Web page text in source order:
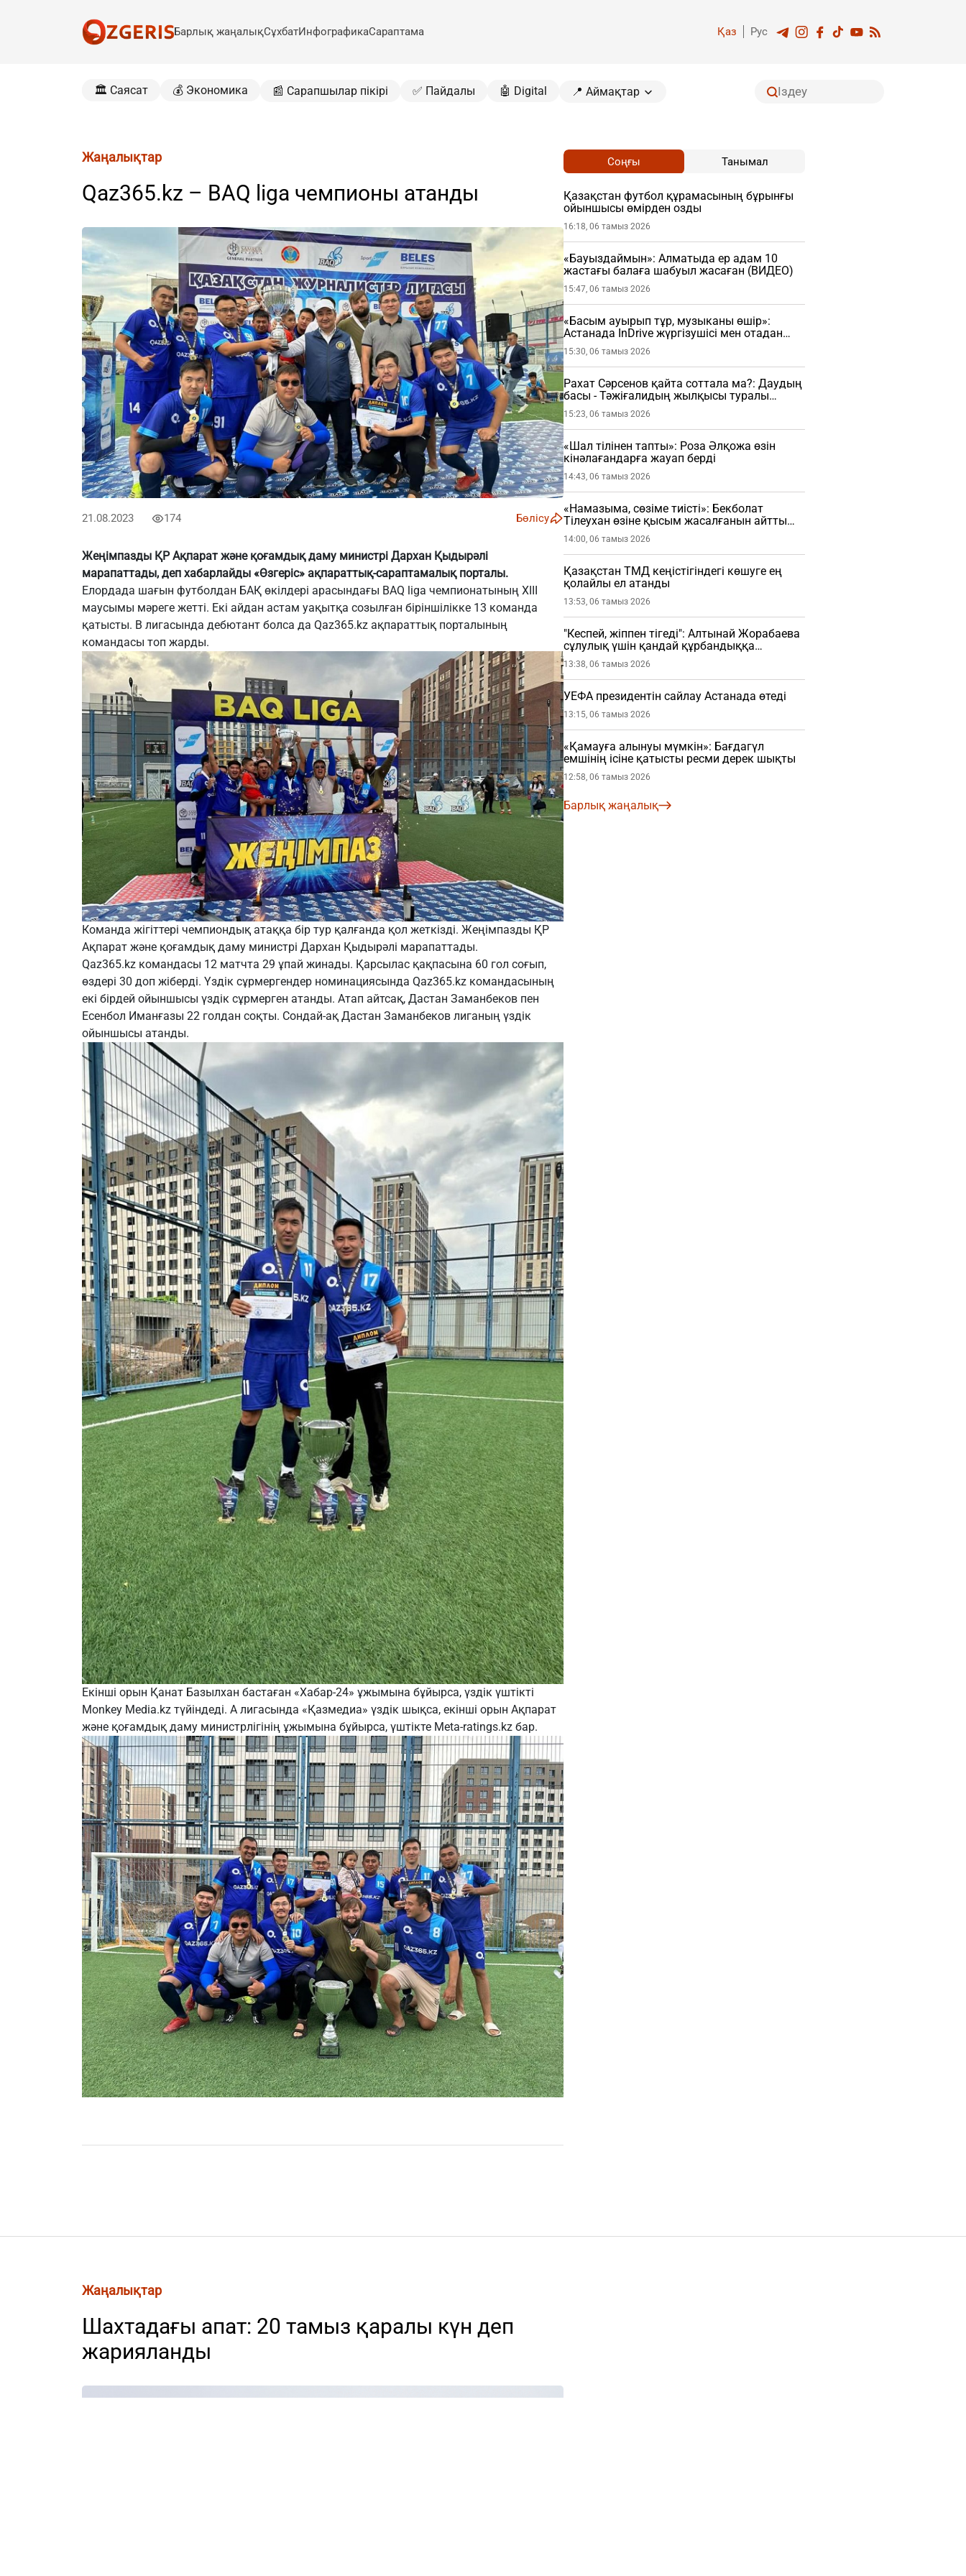
Барлық жаңалықСұхбатИнфографикаСараптама Қаз Рус
🏛️ Саясат 💰 Экономика 📰 Сарапшылар пікірі ✅ Пайдалы 🤖 Digital 📍 Аймақтар
Жаңалықтар
Qaz365.kz – BAQ liga чемпионы атанды
21.08.2023 174 Бөлісу
Жеңімпазды ҚР Ақпарат және қоғамдық даму министрі Дархан Қыдырәлі
марапаттады, деп хабарлайды «Өзгеріс» ақпараттық-сараптамалық порталы.
Елордада шағын футболдан БАҚ өкілдері арасындағы BAQ liga чемпионатының ХIII
маусымы мәреге жетті. Екі айдан астам уақытқа созылған біріншілікке 13 команда
қатысты. В лигасында дебютант болса да Qaz365.kz ақпараттық порталының
командасы топ жарды.
Команда жігіттері чемпиондық атаққа бір тур қалғанда қол жеткізді. Жеңімпазды ҚР
Ақпарат және қоғамдық даму министрі Дархан Қыдырәлі марапаттады.
Qaz365.kz командасы 12 матчта 29 ұпай жинады. Қарсылас қақпасына 60 гол соғып,
өздері 30 доп жіберді. Үздік сұрмергендер номинациясында Qaz365.kz командасының
екі бірдей ойыншысы үздік сұрмерген атанды. Атап айтсақ, Дастан Заманбеков пен
Есенбол Иманғазы 22 голдан соқты. Сондай-ақ Дастан Заманбеков лиганың үздік
ойыншысы атанды.
Екінші орын Қанат Базылхан бастаған «Хабар-24» ұжымына бұйырса, үздік үштікті
Monkey Media.kz түйіндеді. А лигасында «Қазмедиа» үздік шықса, екінші орын Ақпарат
және қоғамдық даму министрлігінің ұжымына бұйырса, үштікте Meta-ratings.kz бар.
Соңғы Танымал
Қазақстан футбол құрамасының бұрынғы
ойыншысы өмірден озды
16:18, 06 тамыз 2026
«Бауыздаймын»: Алматыда ер адам 10
жастағы балаға шабуыл жасаған (ВИДЕО)
15:47, 06 тамыз 2026
«Басым ауырып тұр, музыканы өшір»:
Астанада InDrive жүргізушісі мен отадан
шыққан жолаушы арасында дау туды
(ВИДЕО)
15:30, 06 тамыз 2026
Рахат Сәрсенов қайта соттала ма?: Даудың
басы - Тәжіғалидың жылқысы туралы
толығырақ
15:23, 06 тамыз 2026
«Шал тілінен тапты»: Роза Әлқожа өзін
кінәлағандарға жауап берді
14:43, 06 тамыз 2026
«Намазыма, сөзіме тиісті»: Бекболат
Тілеухан өзіне қысым жасалғанын айтты
(ВИДЕО)
14:00, 06 тамыз 2026
Қазақстан ТМД кеңістігіндегі көшуге ең
қолайлы ел атанды
13:53, 06 тамыз 2026
"Кеспей, жіппен тігеді": Алтынай Жорабаева
сұлулық үшін қандай құрбандыққа
барғанын айтты
13:38, 06 тамыз 2026
УЕФА президентін сайлау Астанада өтеді
13:15, 06 тамыз 2026
«Қамауға алынуы мүмкін»: Бағдагүл
емшінің ісіне қатысты ресми дерек шықты
12:58, 06 тамыз 2026
Барлық жаңалық
Жаңалықтар
Шахтадағы апат: 20 тамыз қаралы күн деп
жарияланды